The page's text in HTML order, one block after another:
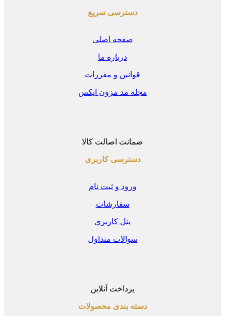
دسترسی سریع
صفحه اصلی
درباره ما
قوانین و مقررات
مجله مد مزون ایکس
ضمانت اصالت کالا
دسترسی کاربری
ورود و ثبت نام
سفارشات
پنل کاربری
سوالات متداول
پرداخت آنلاین
دسته بندی محصولات